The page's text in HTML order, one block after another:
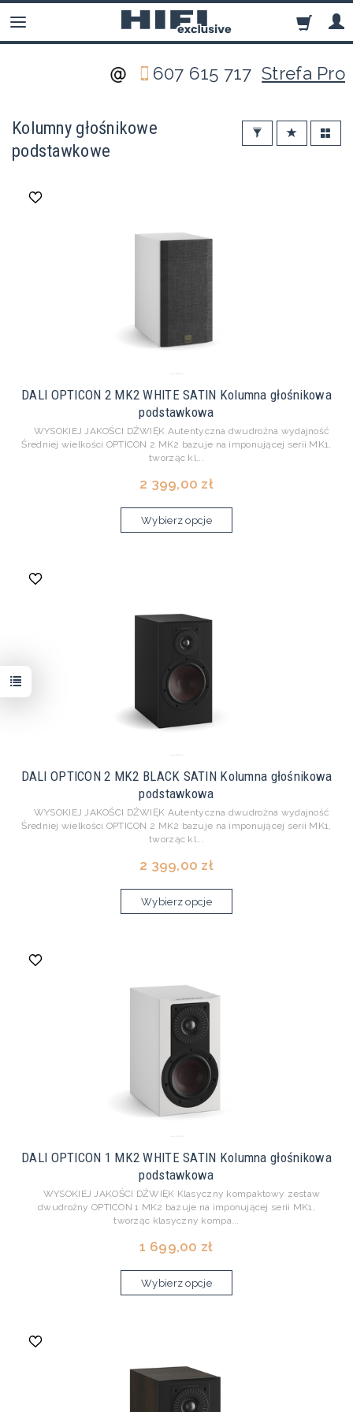
607 615 717Strefa Pro
Kolumny głośnikowe
podstawkowe
DALI OPTICON 2 MK2 WHITE SATIN Kolumna głośnikowa
podstawkowa
WYSOKIEJ JAKOŚCI DŹWIĘK Autentyczna dwudrożna wydajność
Średniej wielkości OPTICON 2 MK2 bazuje na imponującej serii MK1,
tworząc kl...
2 399,00 zł
Wybierz opcje
DALI OPTICON 2 MK2 BLACK SATIN Kolumna głośnikowa
podstawkowa
WYSOKIEJ JAKOŚCI DŹWIĘK Autentyczna dwudrożna wydajność
Średniej wielkości OPTICON 2 MK2 bazuje na imponującej serii MK1,
tworząc kl...
2 399,00 zł
Wybierz opcje
DALI OPTICON 1 MK2 WHITE SATIN Kolumna głośnikowa
podstawkowa
WYSOKIEJ JAKOŚCI DŹWIĘK Klasyczny kompaktowy zestaw
dwudrożny OPTICON 1 MK2 bazuje na imponującej serii MK1,
tworząc klasyczny kompa...
1 699,00 zł
Wybierz opcje